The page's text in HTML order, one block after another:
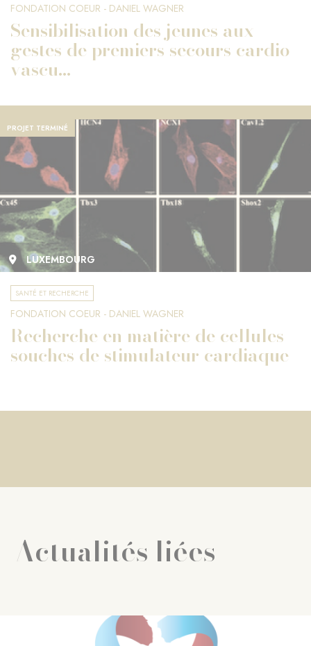
FONDATION COEUR - DANIEL WAGNER
Sensibilisation des jeunes aux
gestes de premiers secours cardio-
vascu...
PROJET TERMINÉ
LUXEMBOURG
SANTÉ ET RECHERCHE
FONDATION COEUR - DANIEL WAGNER
Recherche en matière de cellules
souches de stimulateur cardiaque
Actualités liées